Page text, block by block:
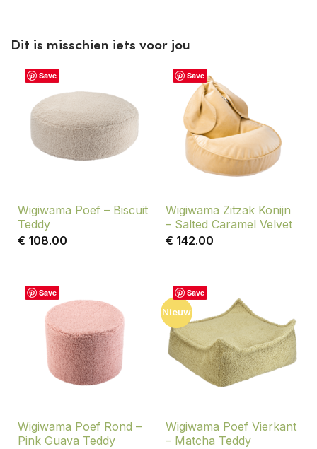
Dit is misschien iets voor jou
Save
Wigiwama Poef – Biscuit
Teddy
€ 108.00
Save
Wigiwama Zitzak Konijn
– Salted Caramel Velvet
€ 142.00
Save
Wigiwama Poef Rond –
Pink Guava Teddy
Save
Nieuw
Wigiwama Poef Vierkant
– Matcha Teddy